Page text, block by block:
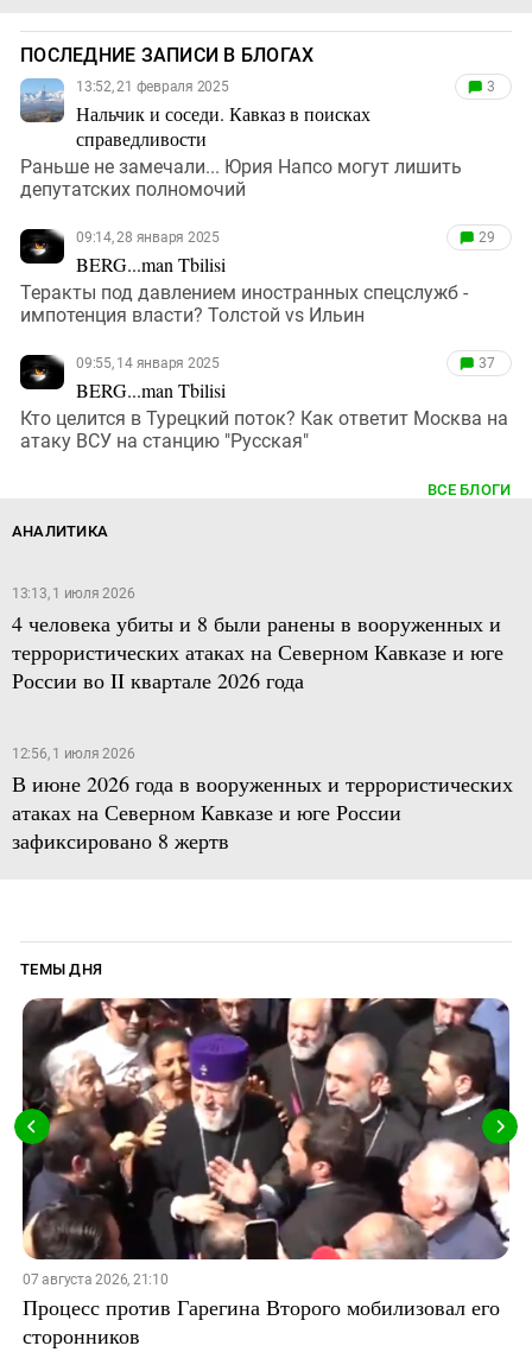
ПОСЛЕДНИЕ ЗАПИСИ В БЛОГАХ
13:52, 21 февраля 2025
Нальчик и соседи. Кавказ в поисках
справедливости
3
Раньше не замечали... Юрия Напсо могут лишить
депутатских полномочий
09:14, 28 января 2025
BERG...man Tbilisi
29
Теракты под давлением иностранных спецслужб -
импотенция власти? Толстой vs Ильин
09:55, 14 января 2025
BERG...man Tbilisi
37
Кто целится в Турецкий поток? Как ответит Москва на
атаку ВСУ на станцию "Русская"
ВСЕ БЛОГИ
АНАЛИТИКА
13:13, 1 июля 2026
4 человека убиты и 8 были ранены в вооруженных и
террористических атаках на Северном Кавказе и юге
России во II квартале 2026 года
12:56, 1 июля 2026
В июне 2026 года в вооруженных и террористических
атаках на Северном Кавказе и юге России
зафиксировано 8 жертв
ТЕМЫ ДНЯ
07 августа 2026, 21:10
Процесс против Гарегина Второго мобилизовал его
сторонников